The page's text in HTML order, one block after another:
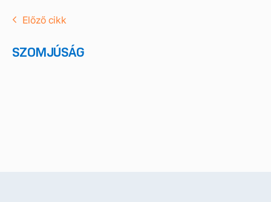
Előző cikk
SZOMJÚSÁG